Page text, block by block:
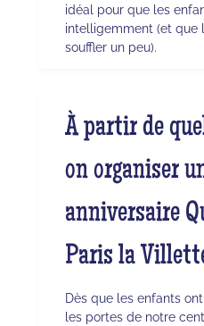
idéal pour que les
intelligemment (et que
souffler un peu).
À partir de
on organiser
anniversaire
Paris la
Dès que les enfants
les portes de notre